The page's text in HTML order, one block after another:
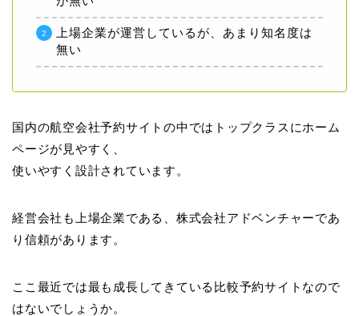
上場企業が運営しているが、あまり知名度は
無い
国内の航空会社予約サイトの中ではトップクラスにホーム
ページが見やすく、
使いやすく設計されています。
経営会社も上場企業である、株式会社アドベンチャーであ
り信頼があります。
ここ最近では最も成長してきている比較予約サイトなので
はないでしょうか。